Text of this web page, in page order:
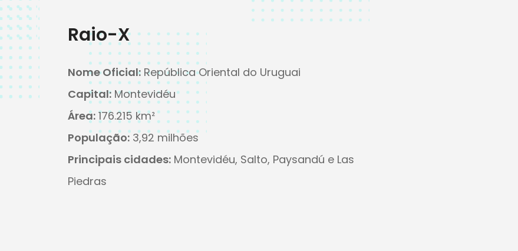
Raio-X
Nome Oficial: República Oriental do Uruguai
Capital: Montevidéu
Área: 176.215 km²
População:3,92 milhões
Principais cidades: Montevidéu, Salto, Paysandú e Las
Piedras